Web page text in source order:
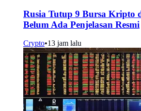
Rusia Tutup 9 Bursa Kripto
Belum Ada Penjelasan Resmi
Crypto•13 jam lalu